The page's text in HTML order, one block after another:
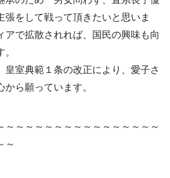
張をして戦って頂きたいと思いま
アで拡散されれば、国民の興味も向
室典範１条の改正により、愛子さ
から願っています。
～～～～～～～～～～～～～～～～
～